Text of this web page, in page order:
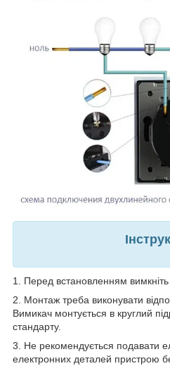
1. Перед встановленням
2. Монтаж треба виконувати
Вимикач монтується в круглий
стандарту.
3. Не рекомендується подавати
електронних деталей пристрою